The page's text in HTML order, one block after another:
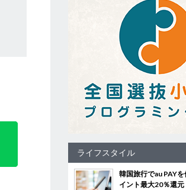
ライフスタイル
韓国旅行でau PAY
イント最大20％還